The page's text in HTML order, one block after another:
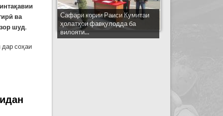
ва
шуд.
соҳаи
ҳолатҳои фавқулода дар Хатлон
Сафари кории Раиси Кумитаи
ҳолатҳои фавқулодда ба
вилояти...